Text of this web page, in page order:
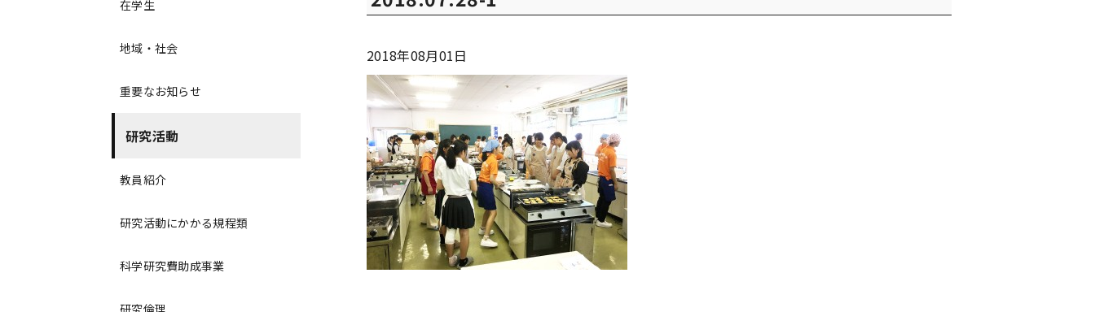
2018年08月01日
在学生
地域・社会
重要なお知らせ
研究活動
教員紹介
研究活動にかかる規程類
科学研究費助成事業
研究倫理